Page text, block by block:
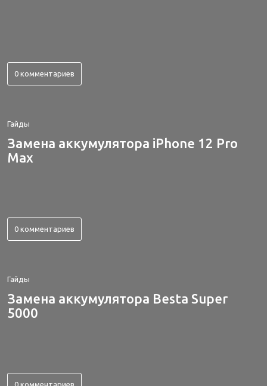
0 комментариев
Гайды
Замена аккумулятора iPhone 12 Pro
Max
0 комментариев
Гайды
Замена аккумулятора Besta Super
5000
0 комментариев